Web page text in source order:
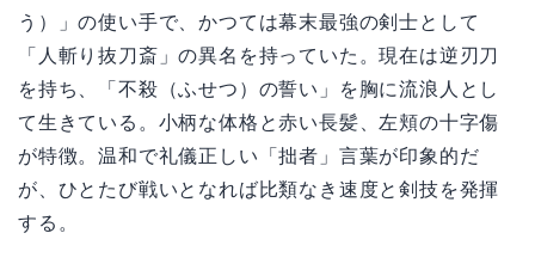
う）」の使い手で、かつては幕末最強の剣士として
「人斬り抜刀斎」の異名を持っていた。現在は逆刃刀
を持ち、「不殺（ふせつ）の誓い」を胸に流浪人とし
て生きている。小柄な体格と赤い長髪、左頬の十字傷
が特徴。温和で礼儀正しい「拙者」言葉が印象的だ
が、ひとたび戦いとなれば比類なき速度と剣技を発揮
する。